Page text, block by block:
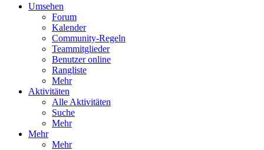
Umsehen
Forum
Kalender
Community-Regeln
Teammitglieder
Benutzer online
Rangliste
Mehr
Aktivitäten
Alle Aktivitäten
Suche
Mehr
Mehr
Mehr